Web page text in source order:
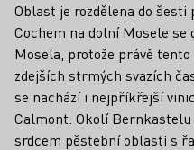
Oblast je rozdělena do
Cochem na dolní Mosele se
Mosela, protože právě
zdejších strmých svazích
se nachází i nejpříkřejší
Calmont. Okolí
srdcem pěstební oblasti s